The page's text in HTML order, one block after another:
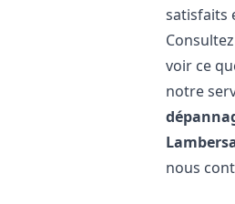
satisfaits
voir ce
notre
nous